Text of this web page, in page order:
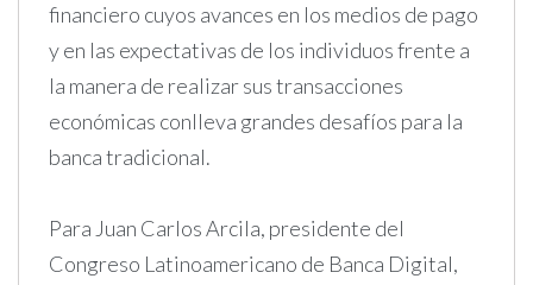
financiero cuyos avances en los medios de pago
y en las expectativas de los individuos frente a
la manera de realizar sus transacciones
económicas conlleva grandes desafíos para la
banca tradicional.
Para Juan Carlos Arcila, presidente del
Congreso Latinoamericano de Banca Digital,